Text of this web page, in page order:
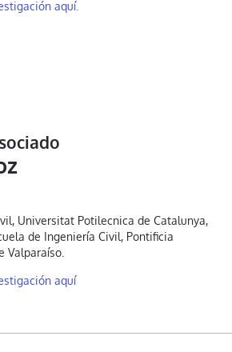
aquí.
Universitat Potilecnica de Catalunya,
de Ingeniería Civil, Pontificia
Valparaíso.
aquí